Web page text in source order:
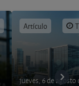
Artículo
jueves, 6 de agosto